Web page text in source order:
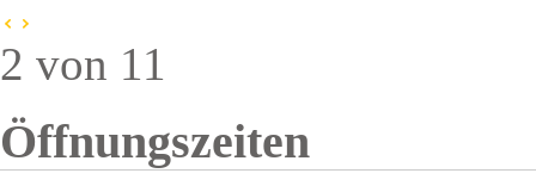
2 von 11
Öffnungszeiten